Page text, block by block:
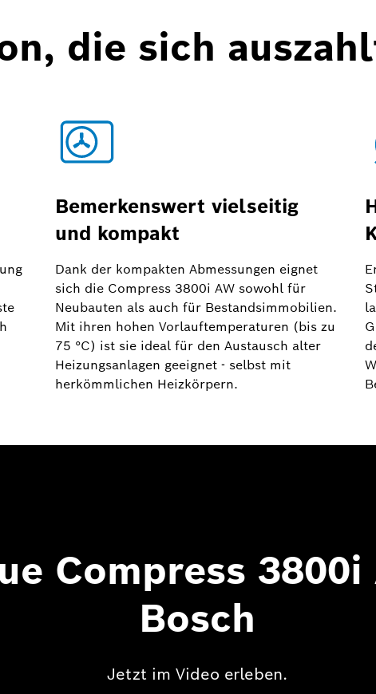
die sich
Bemerkenswert vielseitig
und kompakt
Dank der kompakten Abmessungen eignet
sich die Compress 3800i AW sowohl für
Neubauten als auch für Bestandsimmobilien.
Mit ihren hohen Vorlauftemperaturen (bis zu
75 °C) ist sie ideal für den Austausch alter
Heizungsanlagen geeignet - selbst mit
herkömmlichen Heizkörpern.
Compress 3800i
Bosch
Jetzt im Video erleben.